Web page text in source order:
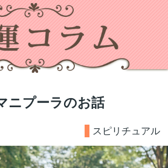
プーラのお話
スピリチュアル